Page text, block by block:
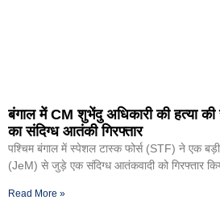
बंगाल में CM शुभेंदु अधिकारी की हत्या
का संदिग्ध आतंकी गिरफ्तार
पश्चिम बंगाल में स्पेशल टास्क फोर्स (STF) ने एक बड़ी
(JeM) से जुड़े एक संदिग्ध आतंकवादी को गिरफ्तार
Read More »